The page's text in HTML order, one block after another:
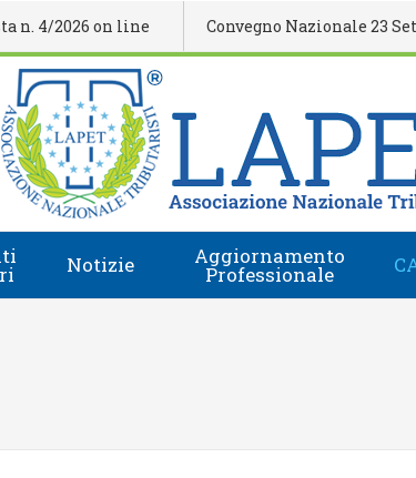
Notizie Aggiornamento
Professionale
2026 on line Convegno Nazionale 23